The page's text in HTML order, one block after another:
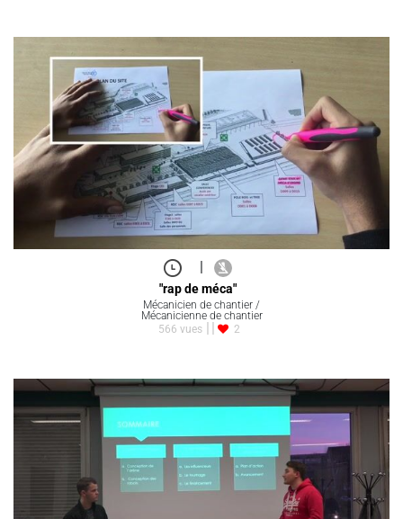
|
"rap de méca"
Mécanicien de chantier /
Mécanicienne de chantier
566 vues
2